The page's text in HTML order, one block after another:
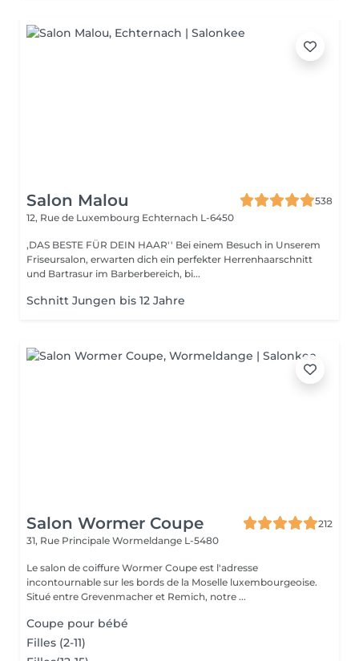
Salon Malou
538
12, Rue de Luxembourg Echternach L-6450
,DAS BESTE FÜR DEIN HAAR'' Bei einem Besuch in Unserem
Friseursalon, erwarten dich ein perfekter Herrenhaarschnitt
und Bartrasur im Barberbereich, bi...
Schnitt Jungen bis 12 Jahre
Salon Wormer Coupe
212
31, Rue Principale Wormeldange L-5480
Le salon de coiffure Wormer Coupe est l'adresse
incontournable sur les bords de la Moselle luxembourgeoise.
Situé entre Grevenmacher et Remich, notre ...
Coupe pour bébé
Filles (2-11)